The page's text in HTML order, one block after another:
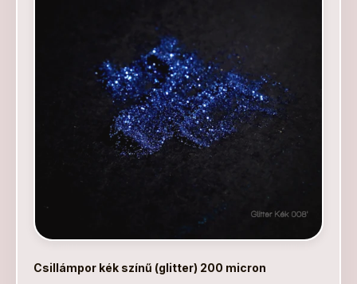
Csillámpor kék színű (glitter) 200 micron